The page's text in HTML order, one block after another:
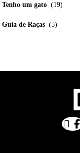
Tenho um gato (19)
Guia de Raças (5)